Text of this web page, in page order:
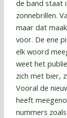
de band staat
zonnebrillen.
maar dat
voor. De ene
elk woord
weet het
zich met bier,
Vooral de
heeft
nummers zoals